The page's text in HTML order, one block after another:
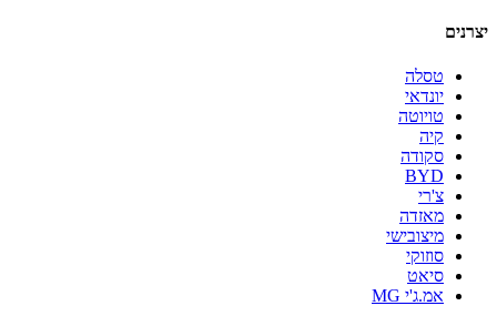
יצרנים
טסלה
יונדאי
טויוטה
קיה
סקודה
BYD
צ'רי
מאזדה
מיצובישי
סוזוקי
סיאט
אמ.ג'י MG